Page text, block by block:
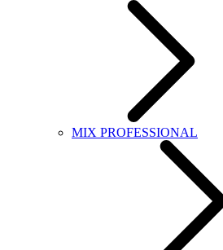
MIX PROFESSIONAL